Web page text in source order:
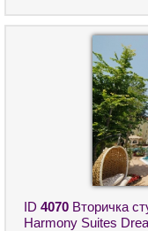
ID 4070 Вторичка
Harmony Suites